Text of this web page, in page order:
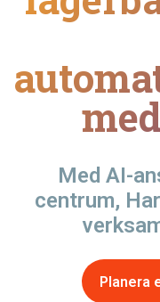
Med AI-
centrum,
Planera